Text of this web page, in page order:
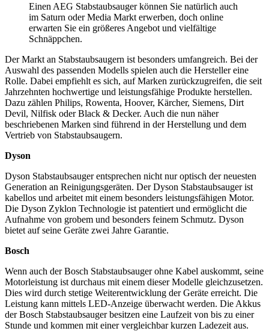
Einen AEG Stabstaubsauger können Sie natürlich auch
im Saturn oder Media Markt erwerben, doch online
erwarten Sie ein größeres Angebot und vielfältige
Schnäppchen.
Der Markt an Stabstaubsaugern ist besonders umfangreich. Bei der
Auswahl des passenden Modells spielen auch die Hersteller eine
Rolle. Dabei empfiehlt es sich, auf Marken zurückzugreifen, die seit
Jahrzehnten hochwertige und leistungsfähige Produkte herstellen.
Dazu zählen Philips, Rowenta, Hoover, Kärcher, Siemens, Dirt
Devil, Nilfisk oder Black & Decker. Auch die nun näher
beschriebenen Marken sind führend in der Herstellung und dem
Vertrieb von Stabstaubsaugern.
Dyson
Dyson Stabstaubsauger entsprechen nicht nur optisch der neuesten
Generation an Reinigungsgeräten. Der Dyson Stabstaubsauger ist
kabellos und arbeitet mit einem besonders leistungsfähigen Motor.
Die Dyson Zyklon Technologie ist patentiert und ermöglicht die
Aufnahme von grobem und besonders feinem Schmutz. Dyson
bietet auf seine Geräte zwei Jahre Garantie.
Bosch
Wenn auch der Bosch Stabstaubsauger ohne Kabel auskommt, seine
Motorleistung ist durchaus mit einem dieser Modelle gleichzusetzen.
Dies wird durch stetige Weiterentwicklung der Geräte erreicht. Die
Leistung kann mittels LED-Anzeige überwacht werden. Die Akkus
der Bosch Stabstaubsauger besitzen eine Laufzeit von bis zu einer
Stunde und kommen mit einer vergleichbar kurzen Ladezeit aus.